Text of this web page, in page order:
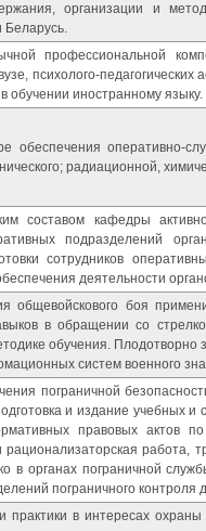
организации и
Беларусь.
профессиональной
психолого-педагогических
обучении иностранному языку.
обеспечения оперативно-
радиационной,
составом кафедры
подразделений
сотрудников
деятельности
общевойскового боя
в обращении со
обучения.
систем военного
пограничной
и издание учебных
правовых актов
рационализаторская
в органах пограничной
пограничного контроля
практики в интересах